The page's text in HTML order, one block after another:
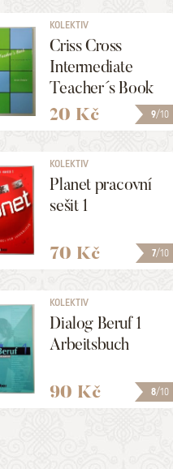
9/10
KOLEKTIV
Criss Cross
Intermediate
Teacher´s Book
20 Kč
7/10
KOLEKTIV
Planet pracovní
sešit 1
70 Kč
8/10
KOLEKTIV
Dialog Beruf 1
Arbeitsbuch
90 Kč